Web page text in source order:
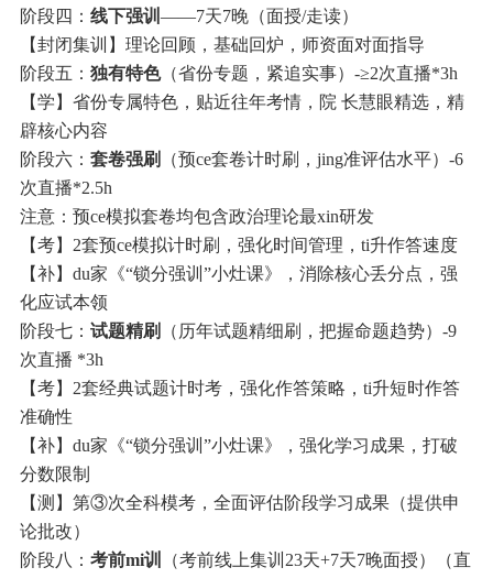
阶段四： 线下强训 ——7天7晚（面授/走读）
【封闭集训】理论回顾，基础回炉，师资面对面指导
阶段五： 独有特色（省份专题，紧追实事）-≥2次直播*3h
【学】省份专属特色，贴近往年考情，院 长慧眼精选，精
辟核心内容
阶段六： 套卷强刷
（预ce套卷计时刷，jing准评估水平）-6
次直播*2.5h
注意：预ce模拟套卷均包含政治理论最xin研发
【考】2套预ce模拟计时刷，强化时间管理，ti升作答速度
【补】du家《“锁分强训”小灶课》，消除核心丢分点，强
化应试本领
阶段七： 试题精刷
（历年试题精细刷，把握命题趋势）-9
次直播 *3h
【考】2套经典试题计时考，强化作答策略，ti升短时作答
准确性
【补】du家《“锁分强训”小灶课》，强化学习成果，打破
分数限制
【测】第③次全科模考，全面评估阶段学习成果（提供申
论批改）
阶段八： 考前mi训
（考前线上集训23天+7天7晚面授）（直